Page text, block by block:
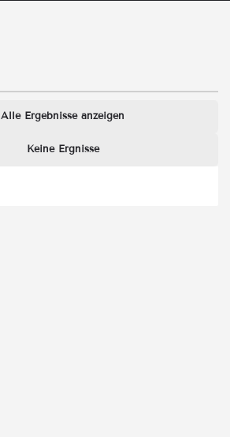
Alle Ergebnisse anzeigen
Keine Ergnisse